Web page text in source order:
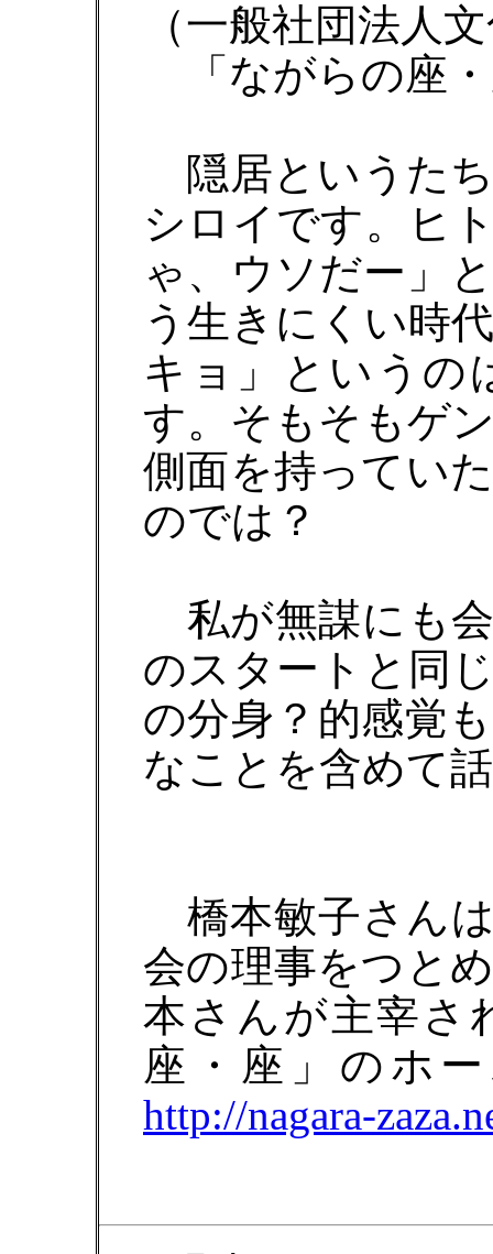
（一般社団法人
「ながらの座
隠居というた
シロイです。ヒ
ゃ、ウソだー」
う生きにくい時
キョ」というの
す。そもそもゲ
側面を持ってい
のでは？
私が無謀にも
のスタートと同
の分身？的感覚
なことを含めて
橋本敏子さん
会の理事をつと
本さんが主宰さ
座・座」のホ
http://nagara-